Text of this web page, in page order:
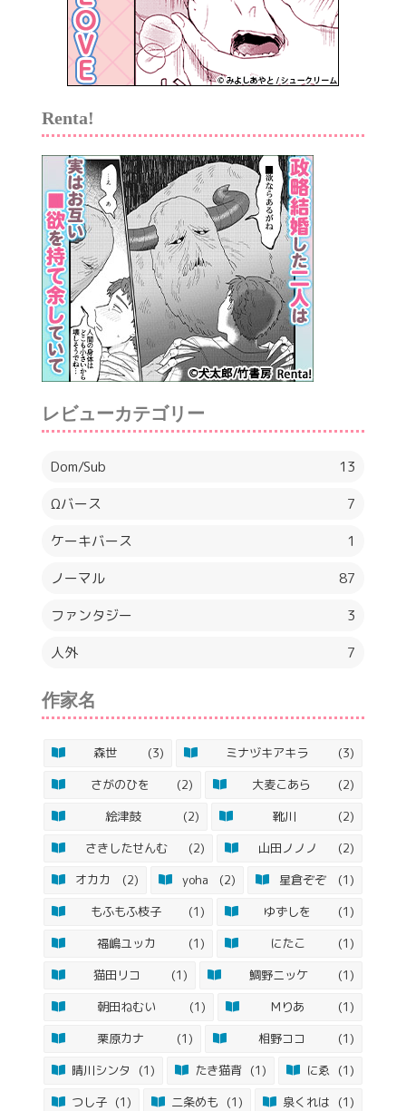
Renta!
レビューカテゴリー
Dom/Sub
13
Ωバース
7
ケーキバース
1
ノーマル
87
ファンタジー
3
人外
7
作家名
森世 (3) ミナヅキアキラ
(3)
さがのひを
(2) 大麦こあら
(2)
絵津鼓
(2) 靴川
(2)
さきしたせんむ
(2) 山田ノノノ
(2)
オカカ
(2) yoha (2) 星倉ぞぞ
(1)
もふもふ枝子
(1) ゆずしを
(1)
福嶋ユッカ
(1) にたこ
(1)
猫田リコ
(1) 鯛野ニッケ
(1)
朝田ねむい
(1) Mりあ
(1)
栗原カナ
(1) 相野ココ
(1)
晴川シンタ
(1) たき猫背 (1) にゑ
(1)
つし子 (1) 二条めも (1) 泉くれは
(1)